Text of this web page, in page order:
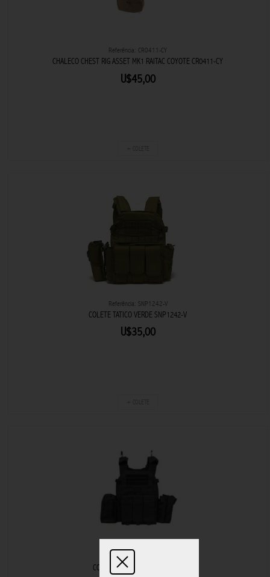
Referência: CR0411-CY
CHALECO CHEST RIG ASSET MK1 RAITAC COYOTE CR0411-CY
U$45,00
Referência: SNP1242-V
COLETE TATICO VERDE SNP1242-V
U$35,00
Referência: F8002-B
COLETE TATICO BLACK F8002-B